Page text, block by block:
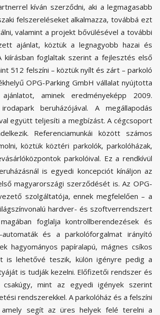
kíván szerződni, aki a legmagasabb
felszereléseket alkalmazza, továbbá ezt
valamint a projekt bővülésével a további
ajánlat, köztük a legnagyobb hazai és
kiírásban foglaltak szerint a fejlesztés első
512 felszíni – köztük nyílt és zárt – parkoló
OPG-Parking GmbH vállalat nyújtotta
aminek eredményeképp 2009.
beruházójával. A megállapodás
együtt teljesíti a megbízást. A cégcsoport
Referenciamunkái között számos
köztük köztéri parkolók, parkolóházak,
parkolóival. Ez a rendkívül
is egyedi koncepciót kínáljon az
magyarországi szerződését is. Az OPG-
szolgáltatója, ennek megfelelően – a
hardver- és szoftverrendszert
foglalja kontrollberendezések és
és a parkolóforgalmat irányító
hagyományos papíralapú, mágnes csíkos
is lehetővé teszik, külön igényre pedig a
is tudják kezelni. Előfizetői rendszer és
mint az egyedi igények szerint
rendszerekkel. A parkolóház és a felszíni
amely segít az üres helyek felé terelni a